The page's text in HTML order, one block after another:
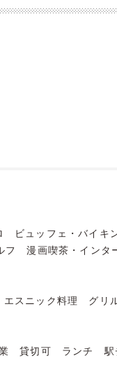
ビュッフェ・バイキ
フ 漫画喫茶・インタ
エスニック料理 グリ
貸切可 ランチ 駅